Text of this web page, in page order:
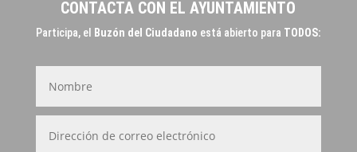
CONTACTA CON EL AYUNTAMIENTO
Participa, el Buzón del Ciudadano está abierto para TODOS: